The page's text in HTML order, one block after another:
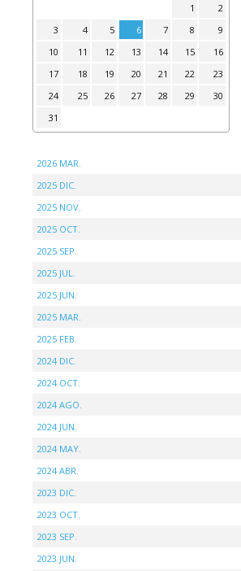
1
2
3
4 5 6 7 8
9
10
11 12 13 14 15
16
17
18 19 20 21 22
23
24
25 26 27 28 29
30
31
2026 MAR.
2025 DIC.
2025 NOV.
2025 OCT.
2025 SEP.
2025 JUL.
2025 JUN.
2025 MAR.
2025 FEB.
2024 DIC.
2024 OCT.
2024 AGO.
2024 JUN.
2024 MAY.
2024 ABR.
2023 DIC.
2023 OCT.
2023 SEP.
2023 JUN.